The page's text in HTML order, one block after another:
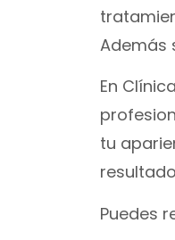
Además
En
tu
Puedes